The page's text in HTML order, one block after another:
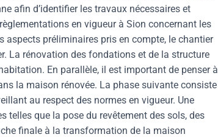
afin d’identifier les travaux nécessaires et
en vigueur à Sion concernant les
préliminaires pris en compte, le chantier
La rénovation des fondations et de la structure
En parallèle, il est important de penser à
la maison rénovée. La phase suivante consiste
au respect des normes en vigueur. Une
telles que la pose du revêtement des sols, des
finale à la transformation de la maison